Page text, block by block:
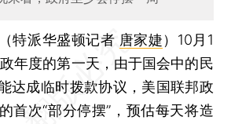
特派华盛顿记者 唐家婕） 10月1
年度的第一天，由于国会中的民
达成临时拨款协议，美国联邦政
首次“部分停摆”，预估每天将造